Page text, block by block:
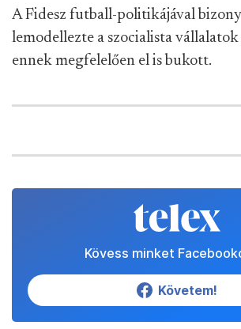
A Fidesz futball-politikájával
lemodellezte a szocialista vállalatok
ennek megfelelően el is bukott.
Kövess minket
Követem!